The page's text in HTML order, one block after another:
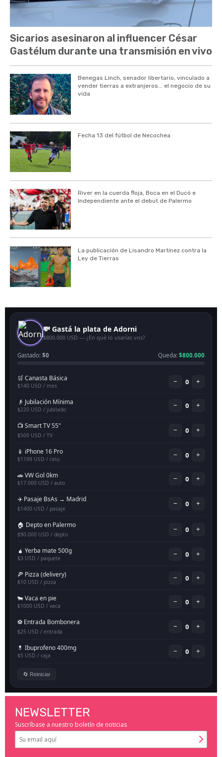
Sicarios asesinaron al influencer César
Gastélum durante una transmisión en vivo
Benegas Linch, senador libertario, vinculado a
vender tierras a extranjeros... el negocio de su
vida
Fecha 13 del fútbol de Necochea
River en la cuerda floja, Boca en el Ducó e
Independiente ante el debut de Palermo
La publicación de Lisandro Martínez contra la
Ley de Tierras
NEWSLETTER
Suscríbase a nuestro boletín de noticias